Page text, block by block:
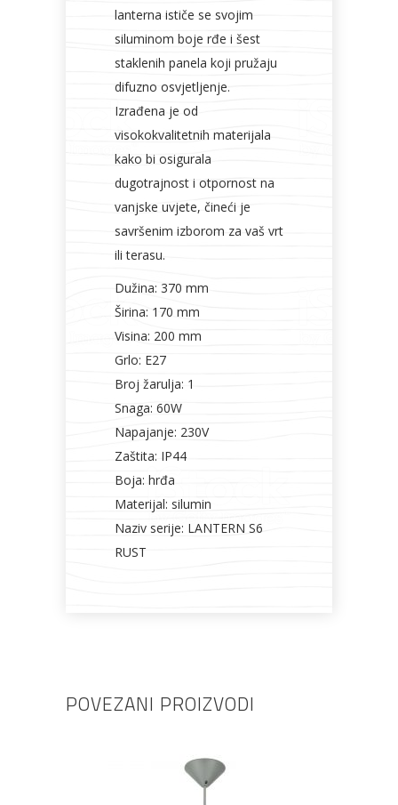
lanterna ističe se svojim
siluminom boje rđe i šest
staklenih panela koji pružaju
difuzno osvjetljenje.
Izrađena je od
visokokvalitetnih materijala
kako bi osigurala
dugotrajnost i otpornost na
vanjske uvjete, čineći je
savršenim izborom za vaš vrt
ili terasu.
Dužina: 370 mm
Širina: 170 mm
Visina: 200 mm
Grlo: E27
Broj žarulja: 1
Snaga: 60W
Napajanje: 230V
Zaštita: IP44
Boja: hrđa
Materijal: silumin
Naziv serije: LANTERN S6
RUST
POVEZANI PROIZVODI